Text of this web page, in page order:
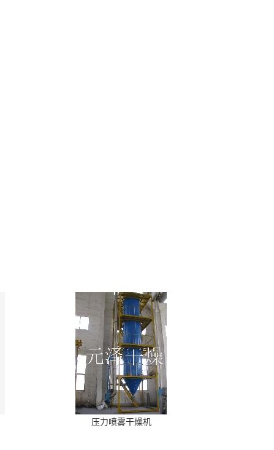
压力喷雾干燥机